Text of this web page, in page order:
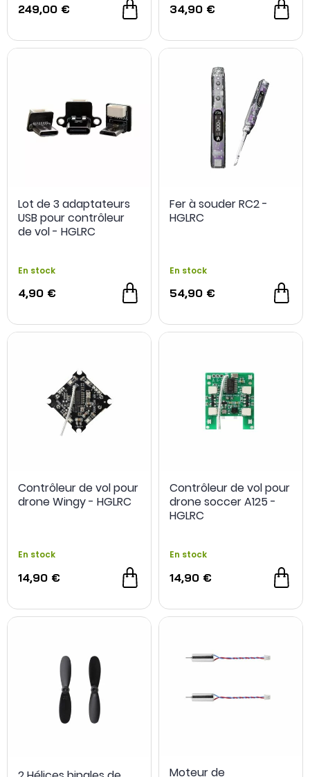
249,00 € 34,90 €
Lot de 3 adaptateurs
USB pour contrôleur
de vol - HGLRC
En stock
4,90 €
Fer à souder RC2 -
HGLRC
En stock
54,90 €
Contrôleur de vol pour
drone Wingy - HGLRC
En stock
14,90 €
Contrôleur de vol pour
drone soccer A125 -
HGLRC
En stock
14,90 €
Moteur de